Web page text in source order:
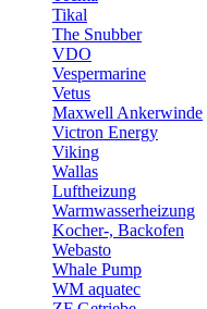
Tikal
The Snubber
VDO
Vespermarine
Vetus
Maxwell Ankerwinde
Victron Energy
Viking
Wallas
Luftheizung
Warmwasserheizung
Kocher-, Backofen
Webasto
Whale Pump
WM aquatec